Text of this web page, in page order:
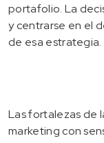
portafolio. La
y centrarse en el
de esa estrategia.
Las fortalezas de
marketing con